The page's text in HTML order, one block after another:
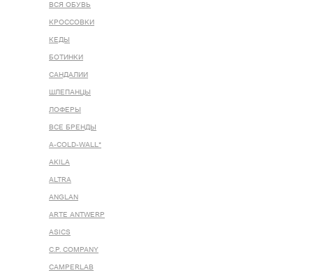
ВСЯ ОБУВЬ
КРОССОВКИ
КЕДЫ
БОТИНКИ
САНДАЛИИ
ШЛЕПАНЦЫ
ЛОФЕРЫ
ВСЕ БРЕНДЫ
A-COLD-WALL*
AKILA
ALTRA
ANGLAN
ARTE ANTWERP
ASICS
C.P. COMPANY
CAMPERLAB